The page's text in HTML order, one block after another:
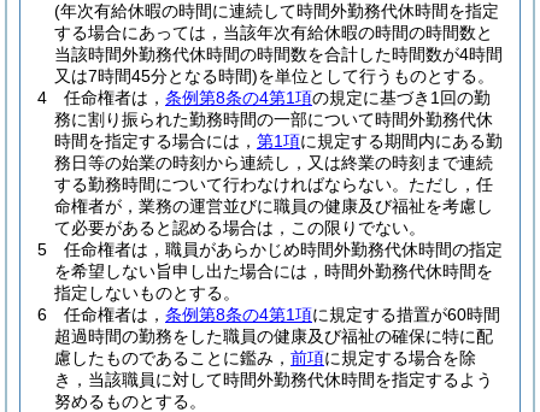
(年次有給休暇の時間に連続して時間外勤務代休時間を指定
する場合にあっては，当該年次有給休暇の時間の時間数と
当該時間外勤務代休時間の時間数を合計した時間数が4時間
又は7時間45分となる時間)を単位として行うものとする。
4
任命権者は， 条例第8条の4第1項の規定に基づき1回の勤
務に割り振られた勤務時間の一部について時間外勤務代休
時間を指定する場合には， 第1項に規定する期間内にある勤
務日等の始業の時刻から連続し，又は終業の時刻まで連続
する勤務時間について行わなければならない。 ただし，任
命権者が，業務の運営並びに職員の健康及び福祉を考慮し
て必要があると認める場合は，この限りでない。
5
任命権者は，職員があらかじめ時間外勤務代休時間の指定
を希望しない旨申し出た場合には，時間外勤務代休時間を
指定しないものとする。
6
任命権者は， 条例第8条の4第1項に規定する措置が60時間
超過時間の勤務をした職員の健康及び福祉の確保に特に配
慮したものであることに鑑み， 前項に規定する場合を除
き，当該職員に対して時間外勤務代休時間を指定するよう
努めるものとする。